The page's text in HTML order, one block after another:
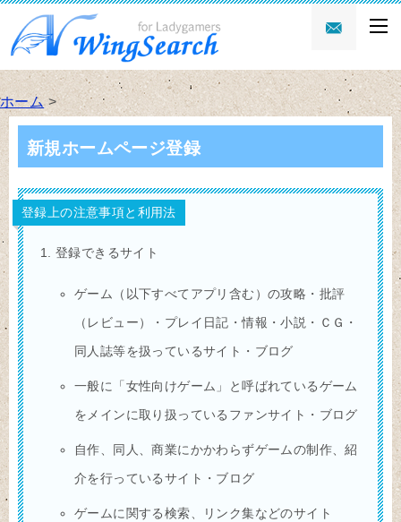
ホーム>
新規ホームページ登録
登録上の注意事項と利用法
登録できるサイト
ゲーム（以下すべてアプリ含む）の攻略・批評
（レビュー）・プレイ日記・情報・小説・ＣＧ・
同人誌等を扱っているサイト・ブログ
一般に「女性向けゲーム」と呼ばれているゲーム
をメインに取り扱っているファンサイト・ブログ
自作、同人、商業にかかわらずゲームの制作、紹
介を行っているサイト・ブログ
ゲームに関する検索、リンク集などのサイト